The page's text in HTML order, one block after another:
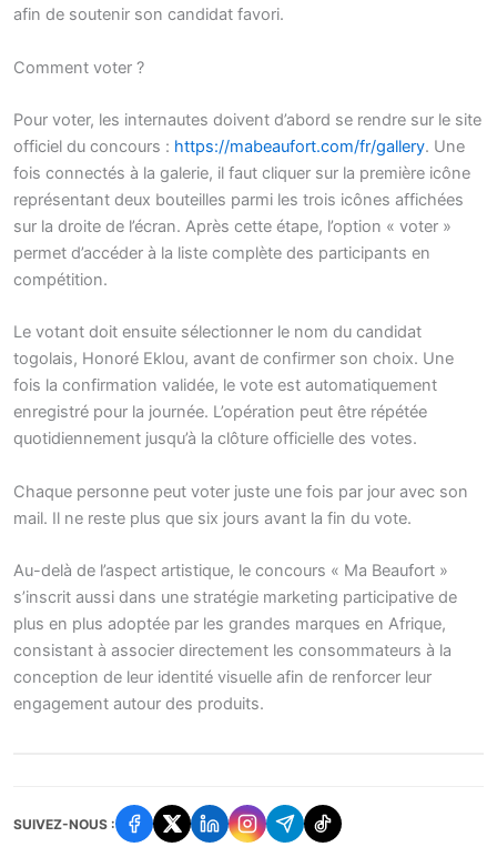
afin de soutenir son candidat favori.
Comment voter ?
Pour voter, les internautes doivent d’abord se rendre sur le site
officiel du concours : https://mabeaufort.com/fr/gallery. Une
fois connectés à la galerie, il faut cliquer sur la première icône
représentant deux bouteilles parmi les trois icônes affichées
sur la droite de l’écran. Après cette étape, l’option « voter »
permet d’accéder à la liste complète des participants en
compétition.
Le votant doit ensuite sélectionner le nom du candidat
togolais, Honoré Eklou, avant de confirmer son choix. Une
fois la confirmation validée, le vote est automatiquement
enregistré pour la journée. L’opération peut être répétée
quotidiennement jusqu’à la clôture officielle des votes.
Chaque personne peut voter juste une fois par jour avec son
mail. Il ne reste plus que six jours avant la fin du vote.
Au-delà de l’aspect artistique, le concours « Ma Beaufort »
s’inscrit aussi dans une stratégie marketing participative de
plus en plus adoptée par les grandes marques en Afrique,
consistant à associer directement les consommateurs à la
conception de leur identité visuelle afin de renforcer leur
engagement autour des produits.
SUIVEZ-NOUS :